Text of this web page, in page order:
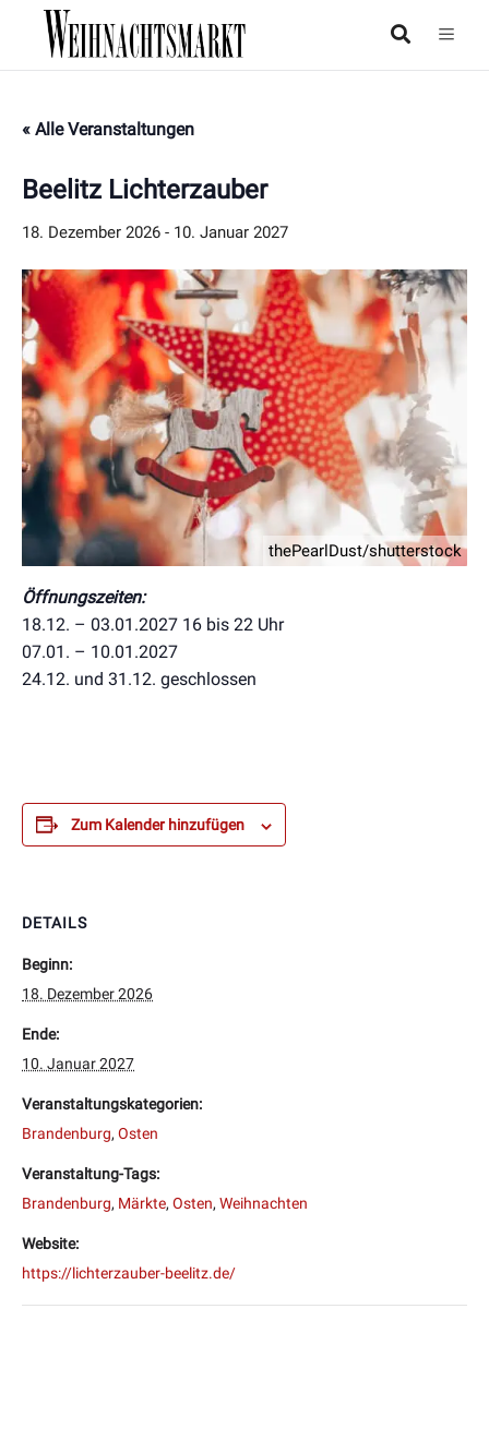
« Alle Veranstaltungen
Beelitz Lichterzauber
18. Dezember 2026 - 10. Januar 2027
thePearlDust/shutterstock
Öffnungszeiten:
18.12. – 03.01.2027 16 bis 22 Uhr
07.01. – 10.01.2027
24.12. und 31.12. geschlossen
Zum Kalender hinzufügen
DETAILS
Beginn:
18. Dezember 2026
Ende:
10. Januar 2027
Veranstaltungskategorien:
Brandenburg, Osten
Veranstaltung-Tags:
Brandenburg, Märkte, Osten, Weihnachten
Website:
https://lichterzauber-beelitz.de/